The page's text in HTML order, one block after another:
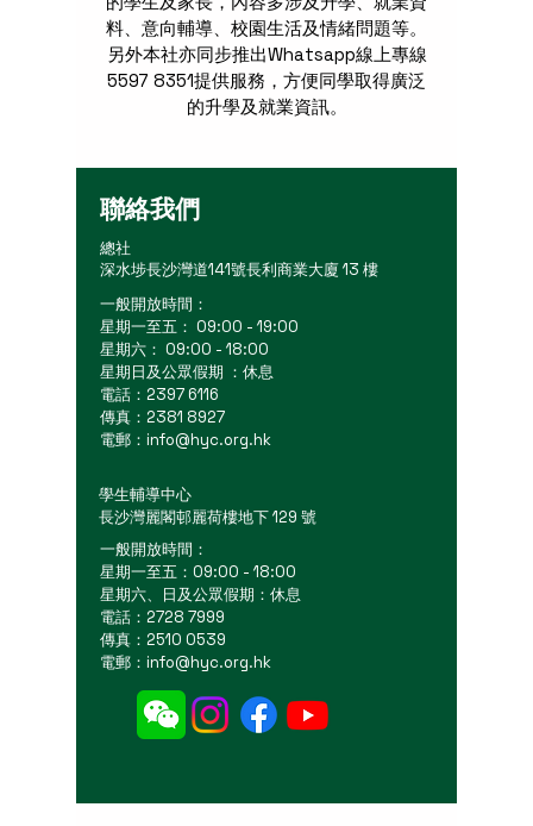
料、意向輔導、校園生活及情緒問題等。
另外本社亦同步推出Whatsapp線上專線
5597 8351提供服務，方便同學取得廣泛
的升學及就業資訊。
聯絡我們
總社
深水埗長沙灣道141號長利商業大廈 13 樓
一般開放時間：
星期一至五： 09:00 - 19:00
星期六： 09:00 - 18:00
星期日及公眾假期 ：休息
電話：2397 6116
傳真：2381 8927
電郵： info@hyc.org.hk
學生輔導中心
長沙灣麗閣邨麗荷樓地下 129 號
一般開放時間：
星期一至五：09:00 - 18:00
星期六、日及公眾假期：休息
電話：2728 7999
傳真：2510 0539
電郵： info@hyc.org.hk